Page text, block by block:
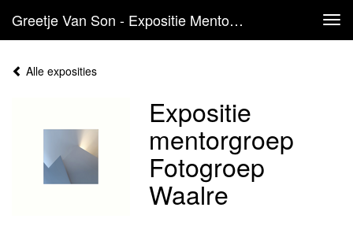
Greetje Van Son - Expositie Mentorgroep Fotogroep Waalre
Alle exposities
Expositie
mentorgroep
Fotogroep
Waalre